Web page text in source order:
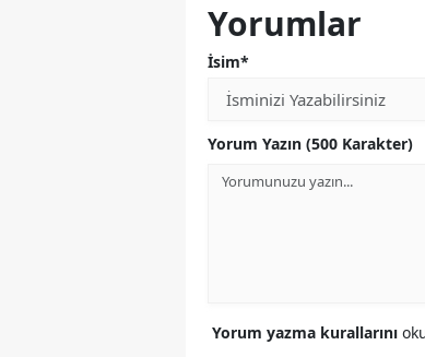
Yorumlar
İsim*
Yorum Yazın (500 Karakter)
Yorum yazma kurallarını